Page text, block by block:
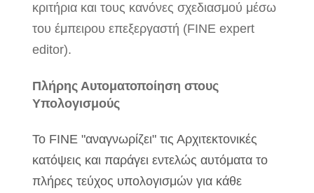
κριτήρια και τους κανόνες σχεδιασμού μέσω
του έμπειρου επεξεργαστή (FINE expert
editor).
Πλήρης Αυτοματοποίηση στους
Υπολογισμούς
Το FINE "αναγνωρίζει" τις Αρχιτεκτονικές
κατόψεις και παράγει εντελώς αυτόματα το
πλήρες τεύχος υπολογισμών για κάθε